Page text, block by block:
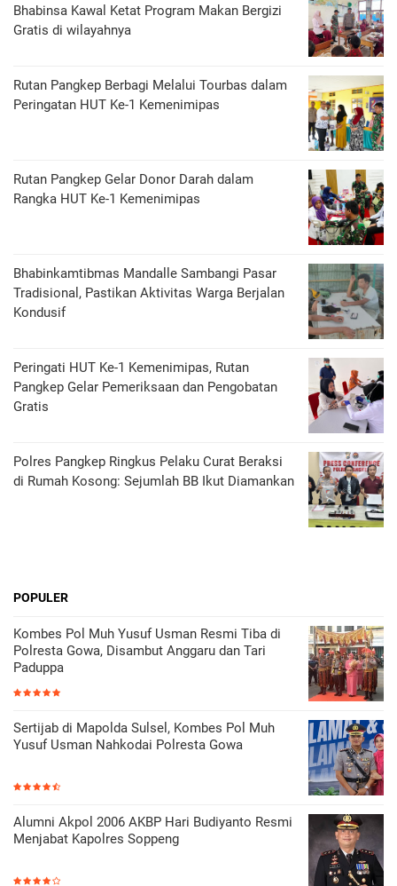
Bhabinsa Kawal Ketat Program Makan Bergizi
Gratis di wilayahnya
Rutan Pangkep Berbagi Melalui Tourbas dalam
Peringatan HUT Ke-1 Kemenimipas
Rutan Pangkep Gelar Donor Darah dalam
Rangka HUT Ke-1 Kemenimipas
Bhabinkamtibmas Mandalle Sambangi Pasar
Tradisional, Pastikan Aktivitas Warga Berjalan
Kondusif
Peringati HUT Ke-1 Kemenimipas, Rutan
Pangkep Gelar Pemeriksaan dan Pengobatan
Gratis
Polres Pangkep Ringkus Pelaku Curat Beraksi
di Rumah Kosong: Sejumlah BB Ikut Diamankan
POPULER
Kombes Pol Muh Yusuf Usman Resmi Tiba di
Polresta Gowa, Disambut Anggaru dan Tari
Paduppa
Sertijab di Mapolda Sulsel, Kombes Pol Muh
Yusuf Usman Nahkodai Polresta Gowa
Alumni Akpol 2006 AKBP Hari Budiyanto Resmi
Menjabat Kapolres Soppeng